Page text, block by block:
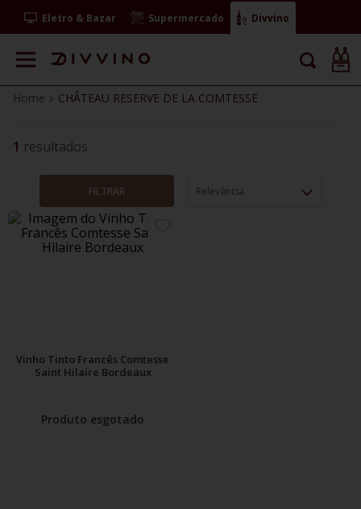
Eletro & Bazar Supermercado Divvino
CHÂTEAU RESERVE DE LA COMTESSE
1
FILTRAR Relevância
Vinho Tinto Francês Comtesse
Saint Hilaire Bordeaux
Produto esgotado